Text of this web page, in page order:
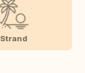
Strand